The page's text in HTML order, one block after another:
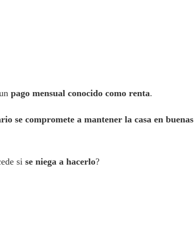
pago mensual conocido como renta.
se compromete a mantener la casa en buenas
si se niega a hacerlo?